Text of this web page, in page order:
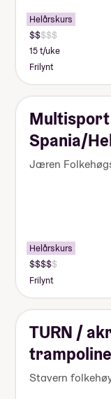
Helårskurs
15 t/uke
Frilynt
Multisport
Spania/
Jæren
Helårskurs
Frilynt
TURN /
Stavern